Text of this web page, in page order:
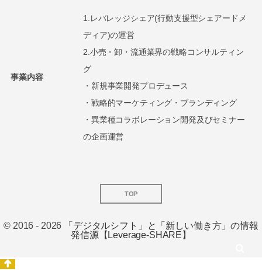
事業内容
1.レバレッジシェア(行動支援型シェアードメ
ディア)の運営
2.小売・卸・流通業界の戦略コンサルティン
グ
・新規事業開発プロデュース
・戦略的マーケティング・ブランディング
・異業種コラボレーション開発及びセミナー
の企画運営
TOP
© 2016 - 2026
「デジタルシフト」と「新しい働き方」の情報
発信源【Leverage-SHARE】